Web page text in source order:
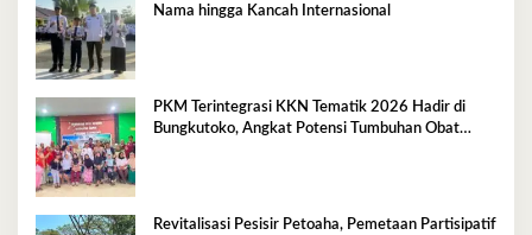
Nama hingga Kancah Internasional
PKM Terintegrasi KKN Tematik 2026 Hadir di
Bungkutoko, Angkat Potensi Tumbuhan Obat
Revitalisasi Pesisir Petoaha, Pemetaan Partisipatif